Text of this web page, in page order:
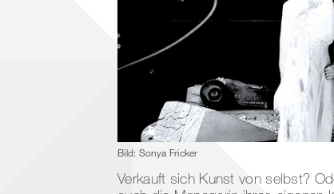
Bild: Sonya Fricker
Verkauft sich Kunst von selbst?